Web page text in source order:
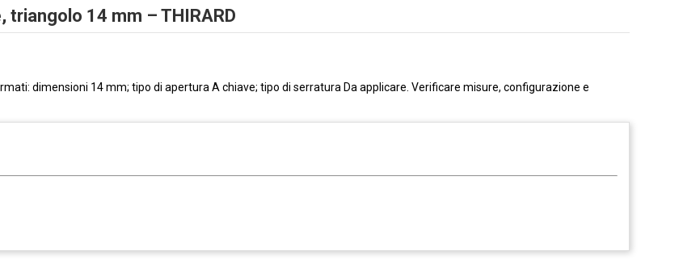
14 mm – THIRARD
dimensioni 14 mm; tipo di apertura A chiave; tipo di serratura Da applicare. Verificare misure, configurazione e